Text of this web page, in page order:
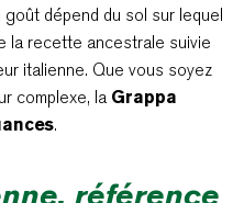
dépend du sol sur lequel
la recette ancestrale suivie
italienne. Que vous soyez
complexe, la Grappa
.
référence